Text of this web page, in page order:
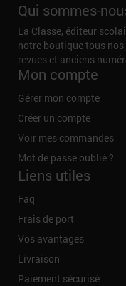
Qui sommes-
La Classe, éditeur
notre boutique tous
revues et anciens
Mon compte
Gérer mon compte
Créer un compte
Voir mes commandes
Mot de passe oublié ?
Liens utiles
Faq
Frais de port
Vos avantages
Livraison
Paiement sécurisé